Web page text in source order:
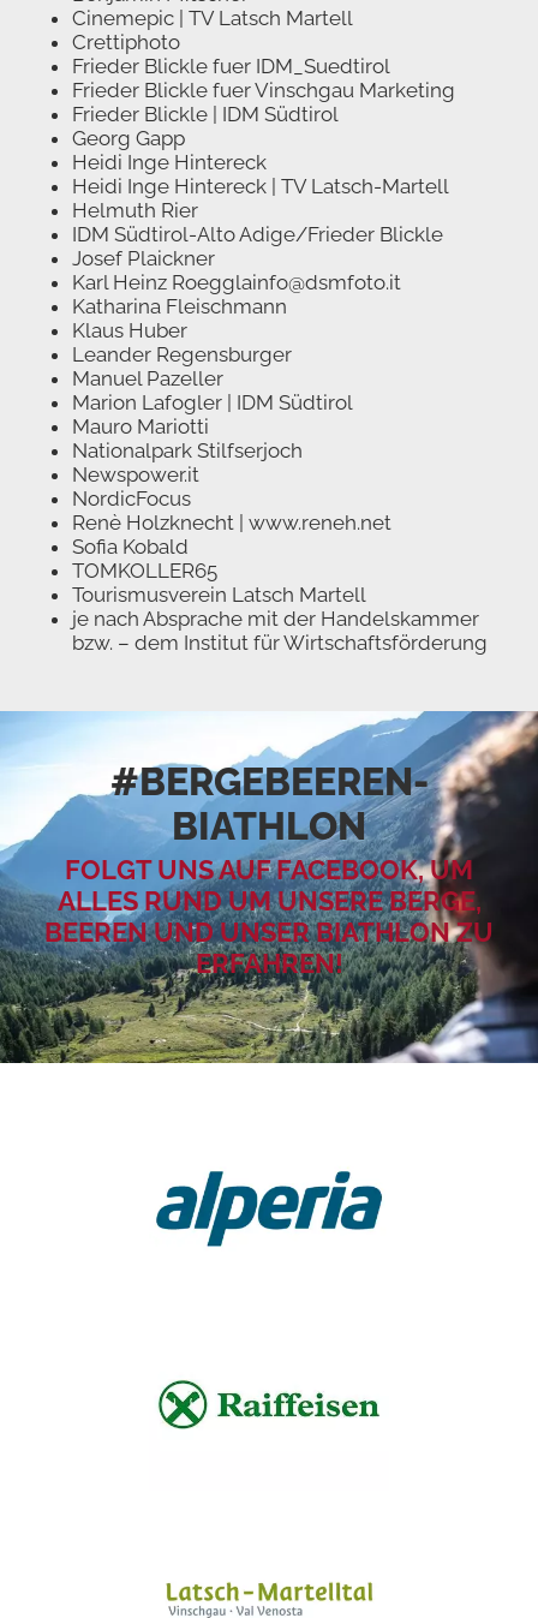
Cinemepic | TV Latsch Martell
Crettiphoto
Frieder Blickle fuer IDM_Suedtirol
Frieder Blickle fuer Vinschgau Marketing
Frieder Blickle | IDM Südtirol
Georg Gapp
Heidi Inge Hintereck
Heidi Inge Hintereck | TV Latsch-Martell
Helmuth Rier
IDM Südtirol-Alto Adige/Frieder Blickle
Josef Plaickner
Karl Heinz Roegglainfo@dsmfoto.it
Katharina Fleischmann
Klaus Huber
Leander Regensburger
Manuel Pazeller
Marion Lafogler | IDM Südtirol
Mauro Mariotti
Nationalpark Stilfserjoch
Newspower.it
NordicFocus
Renè Holzknecht | www.reneh.net
Sofia Kobald
TOMKOLLER65
Tourismusverein Latsch Martell
je nach Absprache mit der Handelskammer
bzw. – dem Institut für Wirtschaftsförderung
#BERGEBEEREN­
BIATHLON
FOLGT UNS AUF FACEBOOK, UM
ALLES RUND UM UNSERE BERGE,
BEEREN UND UNSER BIATHLON ZU
ERFAHREN!